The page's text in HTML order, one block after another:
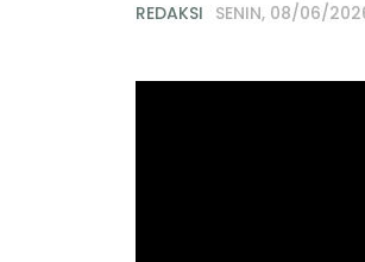
REDAKSI SENIN, 08/06/